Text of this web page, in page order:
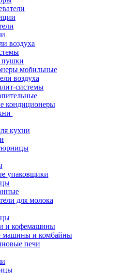
воздуха
пушки
мобильные
воздуха
системы
кондиционеры
кухни
упаковщики
для молока
и кофемашины
машины и комбайны
печи